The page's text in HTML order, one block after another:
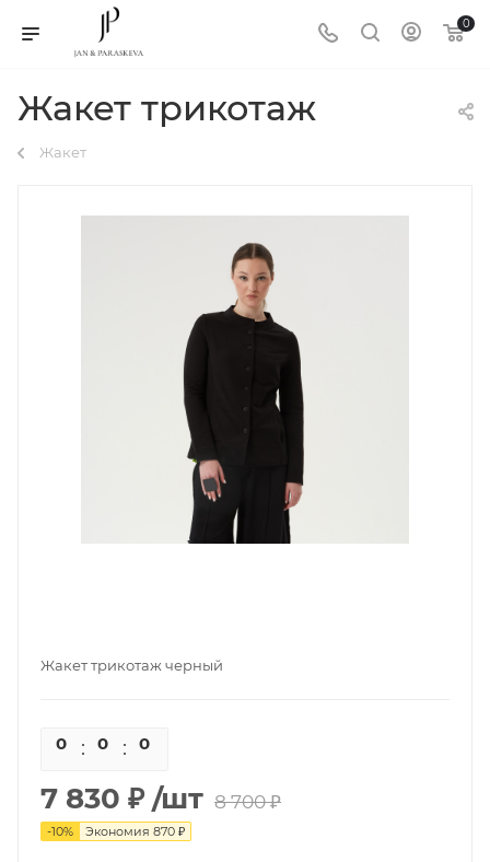
0
Жакет трикотаж
Жакет
Жакет трикотаж черный
0 0 0
7 830 ₽ /шт 8 700 ₽
-10% Экономия 870 ₽